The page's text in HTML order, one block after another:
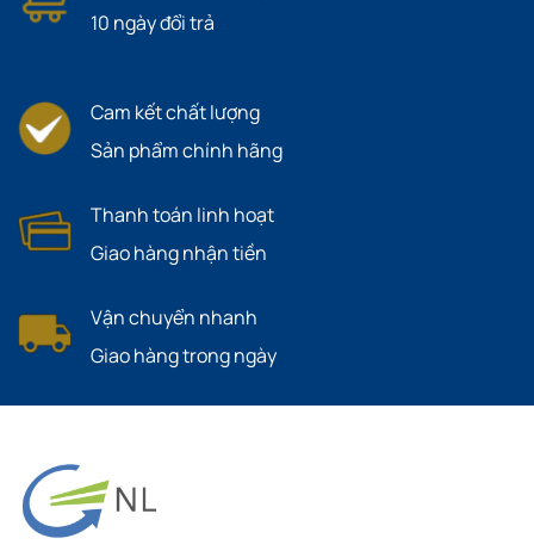
10 ngày đổi trả
Cam kết chất lượng
Sản phẩm chính hãng
Thanh toán linh hoạt
Giao hàng nhận tiền
Vận chuyển nhanh
Giao hàng trong ngày